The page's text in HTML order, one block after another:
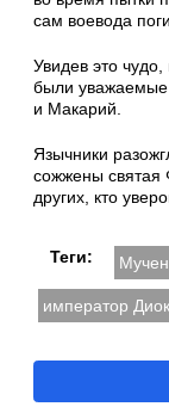
сам воевода
Увидев это
были уважаемые
и Макарий.
Язычники
сожжены святая
других, кто
Теги:
император